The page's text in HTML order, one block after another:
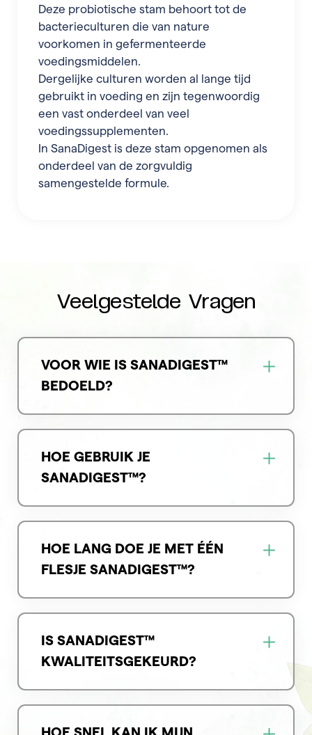
Deze probiotische stam behoort tot de
bacterieculturen die van nature
voorkomen in gefermenteerde
voedingsmiddelen.
Dergelijke culturen worden al lange tijd
gebruikt in voeding en zijn tegenwoordig
een vast onderdeel van veel
voedingssupplementen.
In SanaDigest is deze stam opgenomen als
onderdeel van de zorgvuldig
samengestelde formule.
Veelgestelde Vragen
VOOR WIE IS SANADIGEST™
BEDOELD?
HOE GEBRUIK JE
SANADIGEST™?
HOE LANG DOE JE MET ÉÉN
FLESJE SANADIGEST™?
IS SANADIGEST™
KWALITEITSGEKEURD?